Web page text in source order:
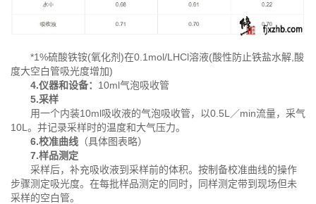
*1%硫酸铁铵(氧化剂)在0.1mol/LHCl溶液(酸性防止铁盐水解,酸
度大空白管吸光度增加)
4.仪器和设备： 10ml气泡吸收管
5.采样
用一个内装10ml吸收液的气泡吸收管，以0.5L／min流量，采气
10L。并记录采样时的温度和大气压力。
6.校准曲线 （具体图表略）
7.样品测定
采样后，补充吸收液到采样前的体积。按制备校准曲线的操作
步骤测定吸光度。在每批样品测定的同时，同样测定带到现场但未
采样的空白管。